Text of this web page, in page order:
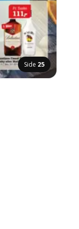
Side 25